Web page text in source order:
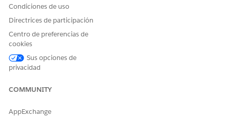
Flota, Activo de flota y Participante de flota están
disponibles para usuarios de Experience Cloud.
¿RESOLVIÓ ESTE ARTÍCULO SU PROBLEMA?
Condiciones de uso
Directrices de participación
Centro de preferencias de
cookies
Sus opciones de
privacidad
COMMUNITY
AppExchange